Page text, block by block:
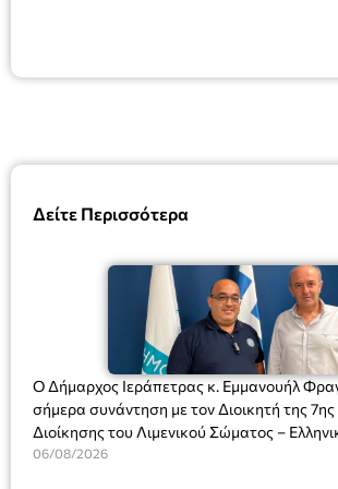
Δείτε Περισσότερα
Ο Δήμαρχος Ιεράπετρας κ. Εμμανουήλ
σήμερα συνάντηση με τον Διοικητή της
Διοίκησης του Λιμενικού Σώματος –
Ακτοφυλακής (Λ.Σ.-ΕΛ.ΑΚΤ.), Αρχιπλοίαρχο
06/08/2026